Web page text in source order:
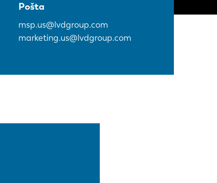
Pošta
msp.us@lvdgroup.com
marketing.us@lvdgroup.com